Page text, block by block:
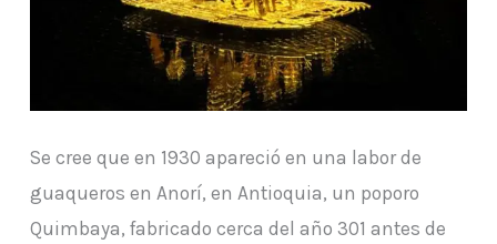
Se cree que en 1930 apareció en una labor de
guaqueros en Anorí, en Antioquia, un poporo
Quimbaya, fabricado cerca del año 301 antes de